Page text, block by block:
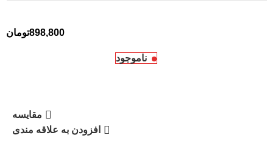
تومان
ناموجود
مقایسه
افزودن به علاقه مندی